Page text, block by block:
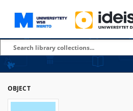
OBJECT